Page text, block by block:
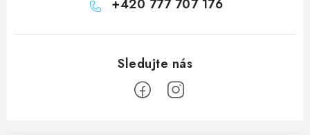
+420 777 707 176